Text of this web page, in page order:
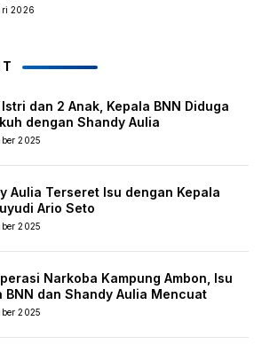
2026
dan 2 Anak, Kepala BNN Diduga
dengan Shandy Aulia
2025
Aulia Terseret Isu dengan Kepala
Ario Seto
2025
Narkoba Kampung Ambon, Isu
BNN dan Shandy Aulia Mencuat
2025